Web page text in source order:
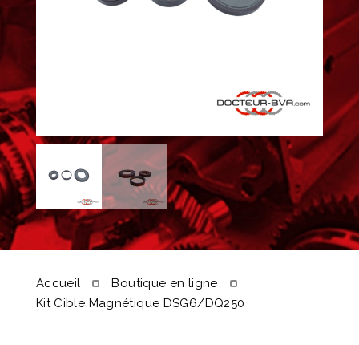
Accueil
Boutique en ligne
Kit Cible Magnétique DSG6/DQ250